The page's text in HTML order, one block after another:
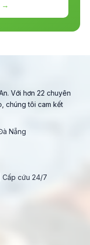
→
Với hơn 22 chuyên
chúng tôi cam kết
Nẵng
Cấp cứu 24/7